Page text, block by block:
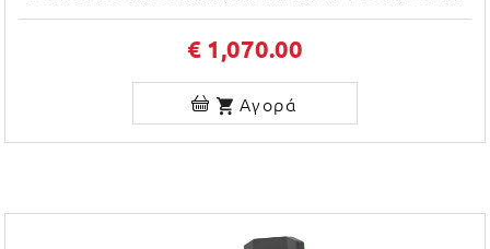
€ 1,070.00
Αγορά